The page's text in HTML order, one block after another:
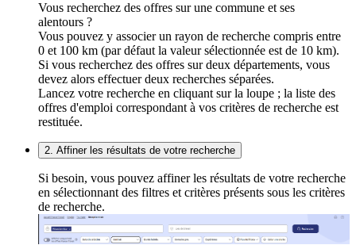
Vous recherchez des offres sur une commune et ses
alentours ?
Vous pouvez y associer un rayon de recherche compris entre
0 et 100 km (par défaut la valeur sélectionnée est de 10 km).
Si vous recherchez des offres sur deux départements, vous
devez alors effectuer deux recherches séparées.
Lancez votre recherche en cliquant sur la loupe ; la liste des
offres d'emploi correspondant à vos critères de recherche est
restituée.
2. Affiner les résultats de votre recherche
Si besoin, vous pouvez affiner les résultats de votre recherche
en sélectionnant des filtres et critères présents sous les critères
de recherche.